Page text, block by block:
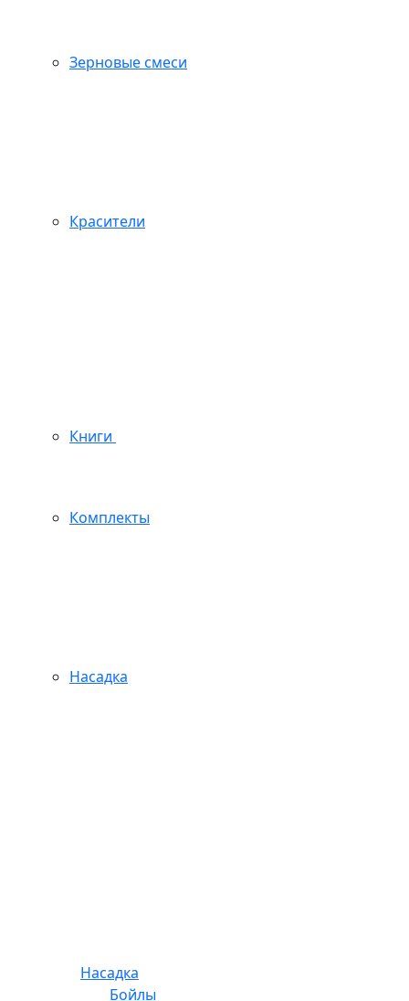
Зерновые смеси
Красители
Книги
Комплекты
Насадка
Насадка
Бойлы